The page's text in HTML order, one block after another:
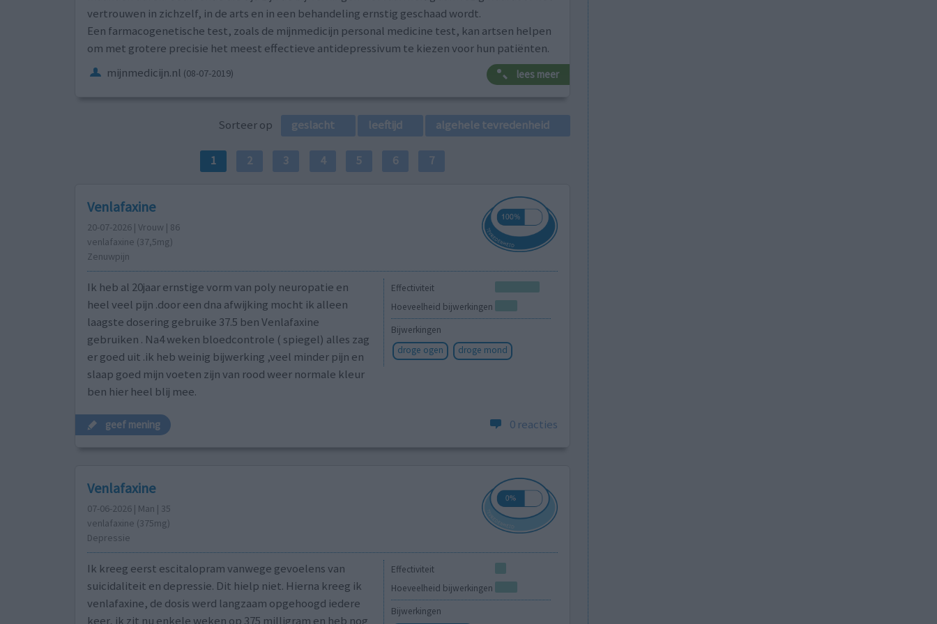
vertrouwen in zichzelf, in de arts en in een behandeling ernstig geschaad wordt.
Een farmacogenetische test, zoals de mijnmedicijn personal medicine test, kan artsen helpen
om met grotere precisie het meest effectieve antidepressivum te kiezen voor hun patiënten.
lees meer
mijnmedicijn.nl (08-07-2019)
Sorteer op geslacht leeftijd algehele tevredenheid
1 2 3 4 5 6 7
Venlafaxine
20-07-2026 | Vrouw | 86
venlafaxine (37,5mg)
Zenuwpijn
Effectiviteit
Hoeveelheid bijwerkingen
Bijwerkingen
droge ogen
droge mond
Ik heb al 20jaar ernstige vorm van poly neuropatie en
heel veel pijn .door een dna afwijking mocht ik alleen
laagste dosering gebruike 37.5 ben Venlafaxine
gebruiken . Na4 weken bloedcontrole ( spiegel) alles zag
er goed uit .ik heb weinig bijwerking ,veel minder pijn en
slaap goed mijn voeten zijn van rood weer normale kleur
ben hier heel blij mee.
geef mening 0 reacties
Venlafaxine
07-06-2026 | Man | 35
venlafaxine (375mg)
Depressie
Effectiviteit
Hoeveelheid bijwerkingen
Bijwerkingen
Ik kreeg eerst escitalopram vanwege gevoelens van
suicidaliteit en depressie. Dit hielp niet. Hierna kreeg ik
venlafaxine, de dosis werd langzaam opgehoogd iedere
keer, ik zit nu enkele weken op 375 milligram en heb nog